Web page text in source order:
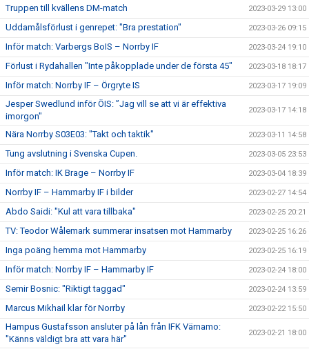
Truppen till kvällens DM-match 2023-03-29 13:00
Uddamålsförlust i genrepet: "Bra prestation" 2023-03-26 09:15
Inför match: Varbergs BoIS – Norrby IF 2023-03-24 19:10
Förlust i Rydahallen "Inte påkopplade under de första 45" 2023-03-18 18:17
Inför match: Norrby IF – Örgryte IS 2023-03-17 19:09
Jesper Swedlund inför ÖIS: ”Jag vill se att vi är effektiva
imorgon"
2023-03-17 14:18
Nära Norrby S03E03: "Takt och taktik" 2023-03-11 14:58
Tung avslutning i Svenska Cupen. 2023-03-05 23:53
Inför match: IK Brage – Norrby IF 2023-03-04 18:39
Norrby IF – Hammarby IF i bilder 2023-02-27 14:54
Abdo Saidi: "Kul att vara tillbaka" 2023-02-25 20:21
TV: Teodor Wålemark summerar insatsen mot Hammarby 2023-02-25 16:26
Inga poäng hemma mot Hammarby 2023-02-25 16:19
Inför match: Norrby IF – Hammarby IF 2023-02-24 18:00
Semir Bosnic: "Riktigt taggad" 2023-02-24 13:59
Marcus Mikhail klar för Norrby 2023-02-22 15:50
Hampus Gustafsson ansluter på lån från IFK Värnamo:
"Känns väldigt bra att vara här"
2023-02-21 18:00